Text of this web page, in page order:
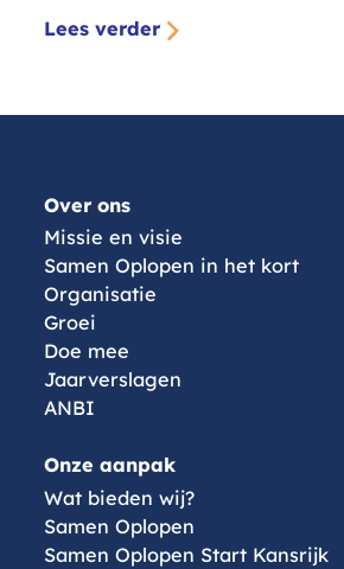
Lees verder
Menu
Over ons
Missie en visie
Samen Oplopen in het kort
Organisatie
Groei
Doe mee
Jaarverslagen
ANBI
Onze aanpak
Wat bieden wij?
Samen Oplopen
Samen Oplopen Start Kansrijk